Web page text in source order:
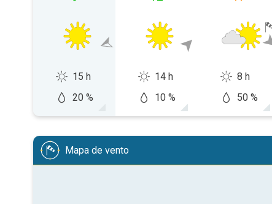
15 h
20 %
14 h
10 %
8 h
50 %
Mapa de vento